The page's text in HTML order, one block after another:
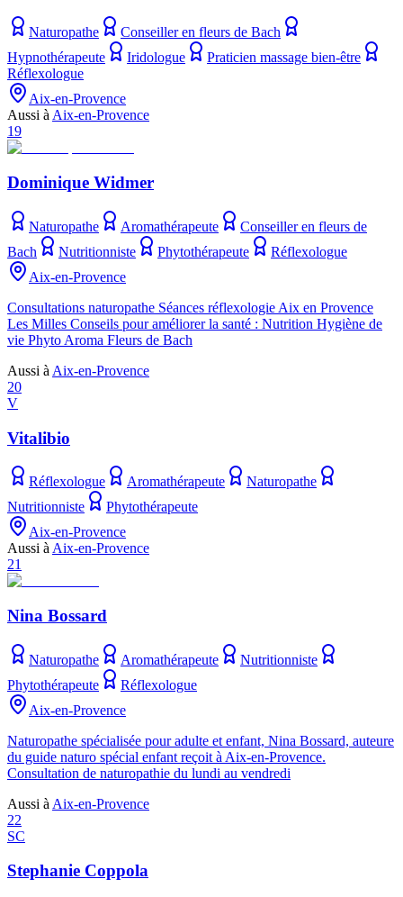
Naturopathe
Conseiller en fleurs de Bach
Hypnothérapeute
Iridologue
Praticien massage bien-être
Réflexologue
Aix-en-Provence
Aussi à Aix-en-Provence
19
Dominique Widmer
Naturopathe Aromathérapeute
Conseiller en fleurs de
Bach
Nutritionniste Phytothérapeute
Réflexologue
Aix-en-Provence
Consultations naturopathe Séances réflexologie Aix en Provence
Les Milles Conseils pour améliorer la santé : Nutrition Hygiène de
vie Phyto Aroma Fleurs de Bach
Aussi à Aix-en-Provence
20
V
Vitalibio
Réflexologue Aromathérapeute
Naturopathe
Nutritionniste
Phytothérapeute
Aix-en-Provence
Aussi à Aix-en-Provence
21
Nina Bossard
Naturopathe Aromathérapeute
Nutritionniste
Phytothérapeute
Réflexologue
Aix-en-Provence
Naturopathe spécialisée pour adulte et enfant, Nina Bossard, auteure
du guide naturo spécial enfant reçoit à Aix-en-Provence.
Consultation de naturopathie du lundi au vendredi
Aussi à Aix-en-Provence
22
SC
Stephanie Coppola